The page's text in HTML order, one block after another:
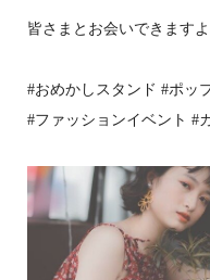
皆さまとお会いできます
#おめかしスタンド #ポッ
#ファッションイベント #